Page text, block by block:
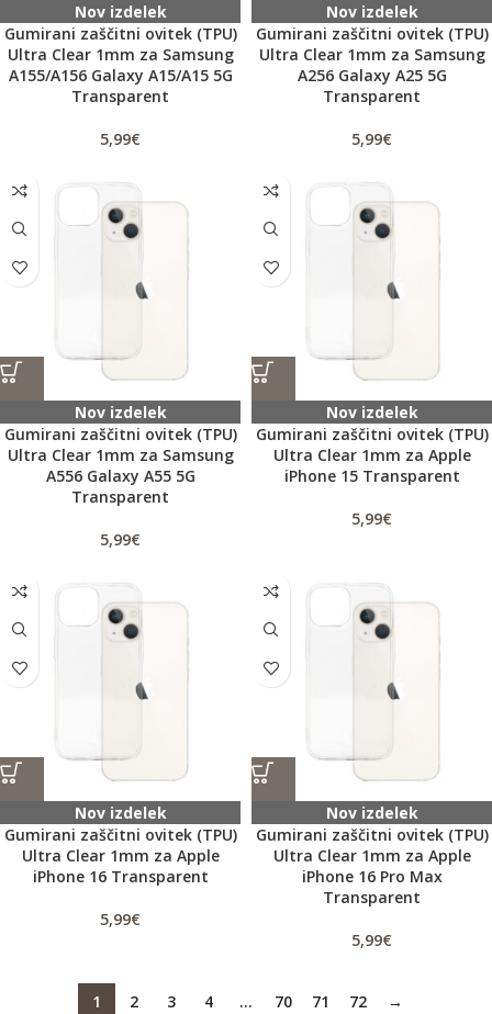
Nov izdelek
Gumirani zaščitni ovitek (TPU)
Ultra Clear 1mm za Samsung
A155/A156 Galaxy A15/A15 5G
Transparent
5,99€
Nov izdelek
Gumirani zaščitni ovitek (TPU)
Ultra Clear 1mm za Samsung
A256 Galaxy A25 5G
Transparent
5,99€
Nov izdelek
Gumirani zaščitni ovitek (TPU)
Ultra Clear 1mm za Samsung
A556 Galaxy A55 5G
Transparent
5,99€
Nov izdelek
Gumirani zaščitni ovitek (TPU)
Ultra Clear 1mm za Apple
iPhone 15 Transparent
5,99€
Nov izdelek
Gumirani zaščitni ovitek (TPU)
Ultra Clear 1mm za Apple
iPhone 16 Transparent
5,99€
Nov izdelek
Gumirani zaščitni ovitek (TPU)
Ultra Clear 1mm za Apple
iPhone 16 Pro Max
Transparent
5,99€
1 2 3 4 … 70 71 72 →